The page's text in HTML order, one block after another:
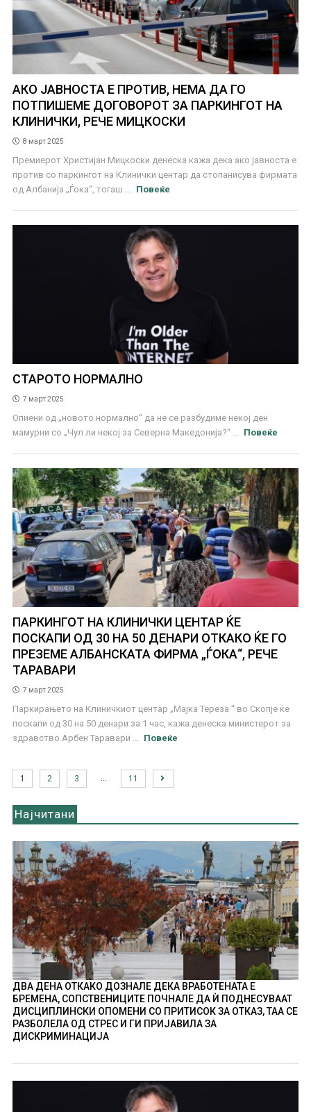
АКО ЈАВНОСТА Е ПРОТИВ, НЕМА ДА ГО
ПОТПИШЕМЕ ДОГОВОРОТ ЗА ПАРКИНГОТ НА
КЛИНИЧКИ, РЕЧЕ МИЦКОСКИ
8 март 2025
Премиерот Христијан Мицкоски денеска кажа дека ако јавноста е
против со паркингот на Клинички центар да стопанисува фирмата
од Албанија „Ѓока“, тогаш ...
Повеќе
СТАРОТО НОРМАЛНО
7 март 2025
Опиени од „новото нормално“ да не се разбудиме некој ден
мамурни со „Чул ли некој за Северна Македонија?“ ...
Повеќе
ПАРКИНГОТ НА КЛИНИЧКИ ЦЕНТАР ЌЕ
ПОСКАПИ ОД 30 НА 50 ДЕНАРИ ОТКАКО ЌЕ ГО
ПРЕЗЕМЕ АЛБАНСКАТА ФИРМА „ЃОКА“, РЕЧЕ
ТАРАВАРИ
7 март 2025
Паркирањето на Клиничкиот центар „Мајка Тереза “ во Скопје ќе
поскапи од 30 на 50 денари за 1 час, кажа денеска министерот за
здравство Арбен Таравари ...
Повеќе
1 2 3 11
Најчитани
ДВА ДЕНА ОТКАКО ДОЗНАЛЕ ДЕКА ВРАБОТЕНАТА Е
БРЕМЕНА, СОПСТВЕНИЦИТЕ ПОЧНАЛЕ ДА Ѝ ПОДНЕСУВААТ
ДИСЦИПЛИНСКИ ОПОМЕНИ СО ПРИТИСОК ЗА ОТКАЗ, ТАА СЕ
РАЗБОЛЕЛА ОД СТРЕС И ГИ ПРИЈАВИЛА ЗА
ДИСКРИМИНАЦИЈА